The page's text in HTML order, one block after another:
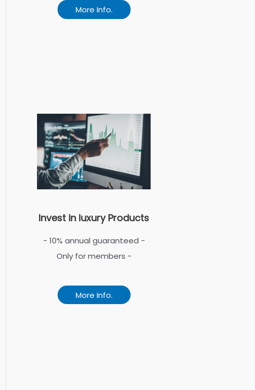
More Info.
Invest in luxury Products
- 10% annual guaranteed -
Only for members -
More Info.